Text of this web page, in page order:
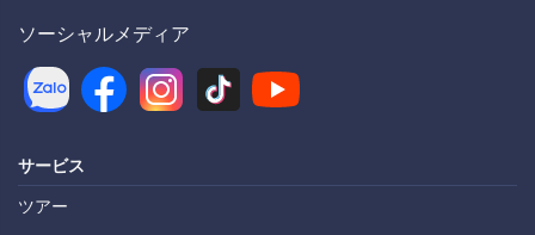
ソーシャルメディア
サービス
ツアー